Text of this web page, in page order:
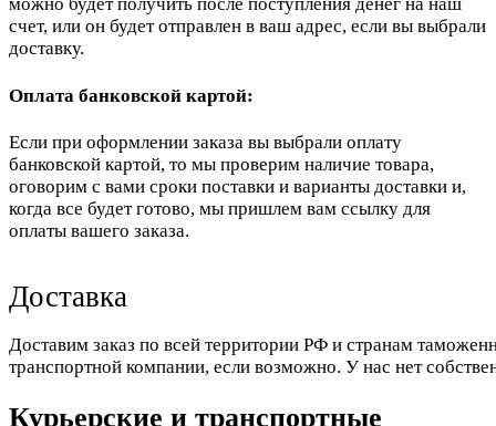
счет, или он будет отправлен в ваш адрес, если вы выбрали
доставку.
Оплата банковской картой:
Если при оформлении заказа вы выбрали оплату
банковской картой, то мы проверим наличие товара,
оговорим с вами сроки поставки и варианты доставки и,
когда все будет готово, мы пришлем вам ссылку для
оплаты вашего заказа.
Доставка
Доставим заказ по всей территории РФ и странам
транспортной компании, если возможно. У нас нет
Курьерские и транспортные